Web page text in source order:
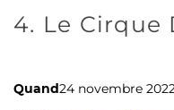
4. Le Cirque
Quand24 novembre